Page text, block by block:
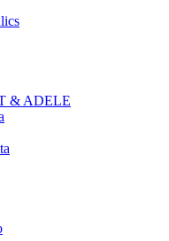
& ADELE